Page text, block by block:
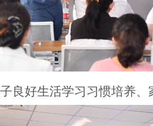
良好生活学习习惯培养